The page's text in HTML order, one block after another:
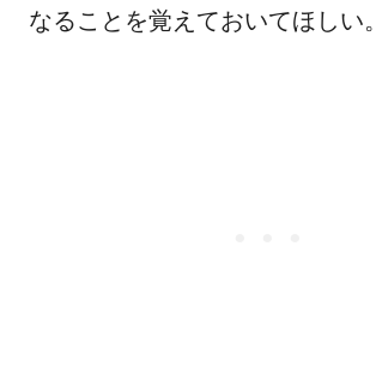
なることを覚えておいてほしい。